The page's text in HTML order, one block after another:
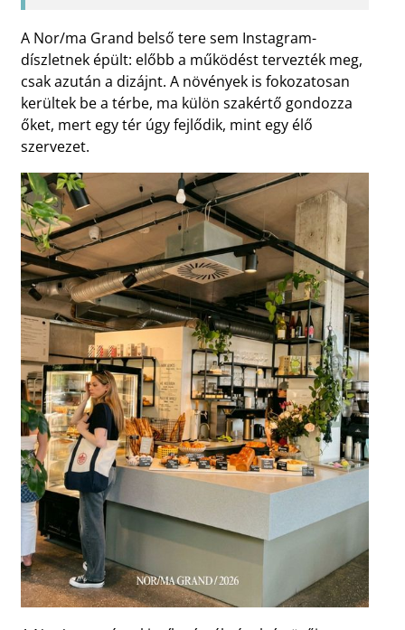
A Nor/ma Grand belső tere sem Instagram-
díszletnek épült: előbb a működést tervezték meg,
csak azután a dizájnt. A növények is fokozatosan
kerültek be a térbe, ma külön szakértő gondozza
őket, mert egy tér úgy fejlődik, mint egy élő
szervezet.